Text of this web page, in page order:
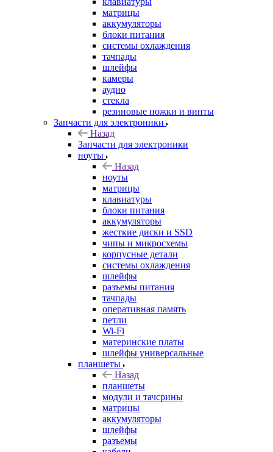
матрицы
аккумуляторы
блоки питания
системы охлаждения
тачпады
шлейфы
камеры
аудио
стекла
резиновые ножки и винты
Запчасти для электроники
Назад
Запчасти для электроники
ноуты
Назад
ноуты
матрицы
клавиатуры
блоки питания
аккумуляторы
жесткие диски и SSD
чипы и микросхемы
корпусные детали
системы охлаждения
шлейфы
разъемы питания
тачпады
оперативная память
петли
Wi-Fi
материнские платы
шлейфы универсальные
планшеты
Назад
планшеты
модули и тачсрины
матрицы
аккумуляторы
шлейфы
разъемы